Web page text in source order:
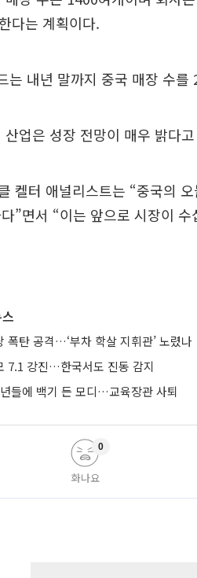
다는 계획이다.
는 내년 말까지 중국 매장 수
업은 성장 전망이 매우 밝다
켈터 애널리스트는 “중국의
”면서 “이는 앞으로 시장이
폭탄 공격…‘부차 학살 지휘관’ 노렸나
7.1 강진…한국서도 진동 감지
년들에 백기 든 모디…교육장관 사퇴
화나요
0